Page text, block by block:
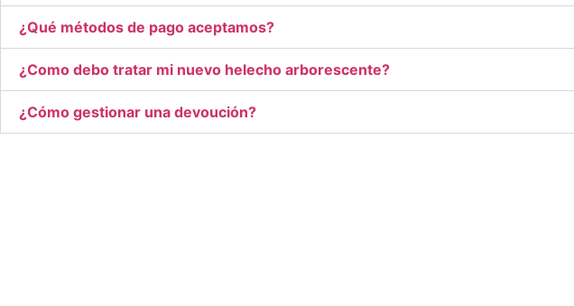
¿Qué métodos de pago aceptamos?
¿Como debo tratar mi nuevo helecho arborescente?
¿Cómo gestionar una devoución?